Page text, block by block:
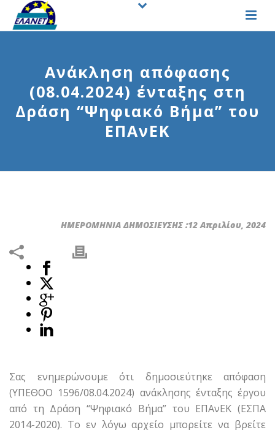
Ανάκληση απόφασης
(08.04.2024) ένταξης στη
Δράση “Ψηφιακό Βήμα” του
ΕΠΑνΕΚ
ΗΜΕΡΟΜΗΝΙΑ ΔΗΜΟΣΙΕΥΣΗΣ :12 Απριλίου, 2024
Σας ενημερώνουμε ότι δημοσιεύτηκε απόφαση
(ΥΠΕΘΟΟ 1596/08.04.2024) ανάκλησης ένταξης έργου
από τη Δράση “Ψηφιακό Βήμα” του ΕΠΑνΕΚ (ΕΣΠΑ
2014-2020). Το εν λόγω αρχείο μπορείτε να βρείτε